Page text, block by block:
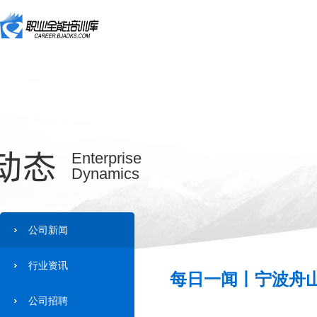
态
Enterprise
Dynamics
公司新闻
行业资讯
公司招聘
每日一闻丨宁波舟